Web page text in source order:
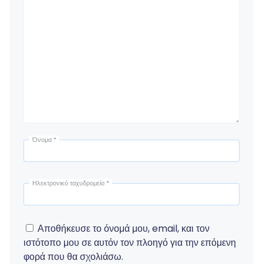
Όνομα *
Ηλεκτρονικό ταχυδρομείο *
Αποθήκευσε το όνομά μου, email, και τον
ιστότοπο μου σε αυτόν τον πλοηγό για την επόμενη
φορά που θα σχολιάσω.